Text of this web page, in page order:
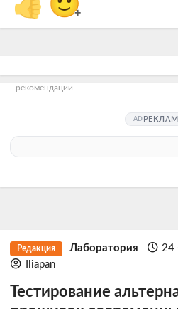
+
рекомендации
Редакция Лаборатория
24
Iliapan
Тестирование